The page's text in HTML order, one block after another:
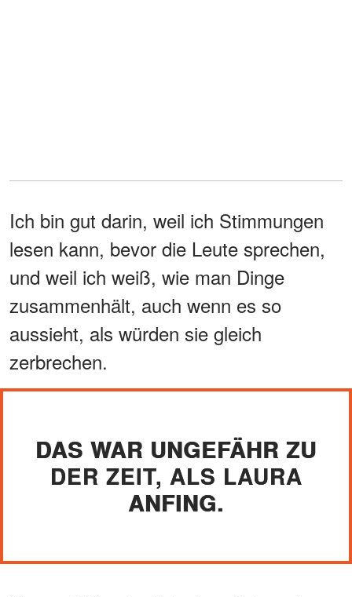
Ich bin gut darin, weil ich Stimmungen
lesen kann, bevor die Leute sprechen,
und weil ich weiß, wie man Dinge
zusammenhält, auch wenn es so
aussieht, als würden sie gleich
zerbrechen.
DAS WAR UNGEFÄHR ZU
DER ZEIT, ALS LAURA
ANFING.